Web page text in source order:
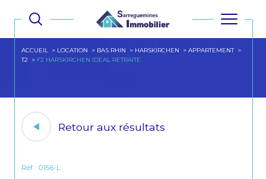
ACCUEIL LOCATION BAS RHIN HARSKIRCHEN
APPARTEMENT
T2
F2 HARSKIRCHEN IDEAL RETRAITE
Retour aux résultats
Réf : 0156-L